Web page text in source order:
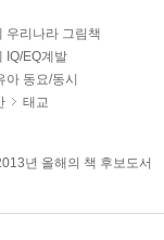
우리나라 그림책
IQ/EQ계발
아 동요/동시
태교
년 올해의 책 후보도서